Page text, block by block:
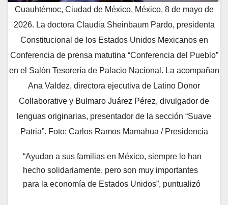
Cuauhtémoc, Ciudad de México, México, 8 de mayo de
2026. La doctora Claudia Sheinbaum Pardo, presidenta
Constitucional de los Estados Unidos Mexicanos en
Conferencia de prensa matutina “Conferencia del Pueblo”
en el Salón Tesorería de Palacio Nacional. La acompañan
Ana Valdez, directora ejecutiva de Latino Donor
Collaborative y Bulmaro Juárez Pérez, divulgador de
lenguas originarias, presentador de la sección “Suave
Patria”. Foto: Carlos Ramos Mamahua / Presidencia
“Ayudan a sus familias en México, siempre lo han
hecho solidariamente, pero son muy importantes
para la economía de Estados Unidos”, puntualizó